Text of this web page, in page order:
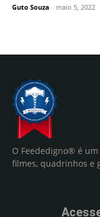
Guto Souza - maio 5, 2022
O Feededigno® é
filmes, quadrinhos e